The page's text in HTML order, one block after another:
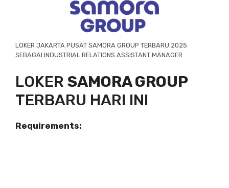
LOKER JAKARTA PUSAT SAMORA GROUP TERBARU 2025
SEBAGAI INDUSTRIAL RELATIONS ASSISTANT MANAGER
LOKER SAMORA GROUP
TERBARU HARI INI
Requirements: